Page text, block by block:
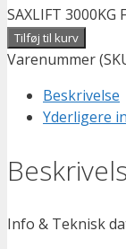
SAXLIFT 3000KG
Tilføj til kurv
Varenummer
Beskrivelse
Yderligere
Info & Teknisk